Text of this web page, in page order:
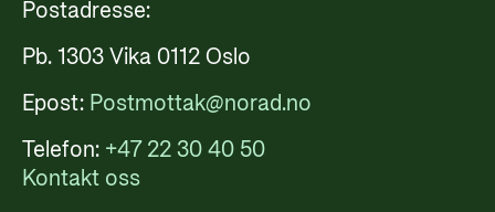
Postadresse:
Pb. 1303 Vika 0112 Oslo
Epost: Postmottak@norad.no
Telefon: +47 22 30 40 50
Kontakt oss